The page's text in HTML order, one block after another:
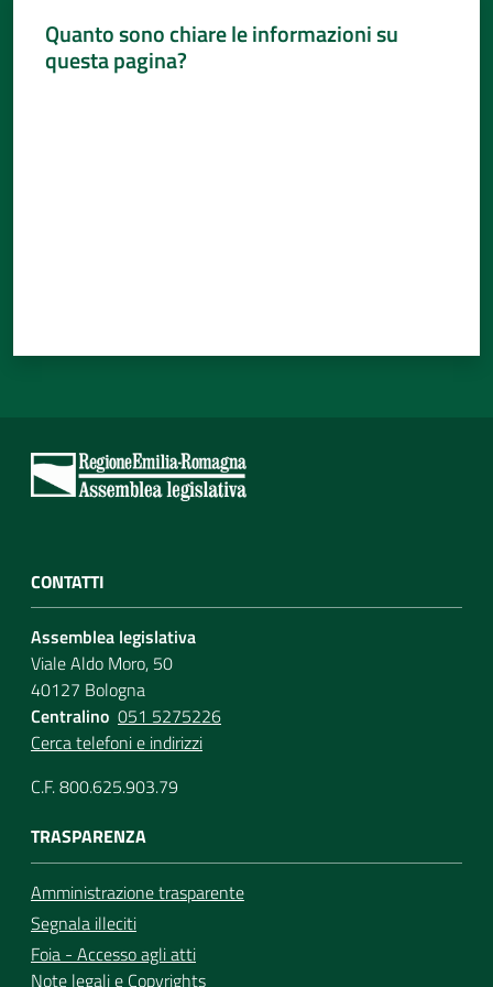
Quanto sono chiare le informazioni su
questa pagina?
CONTATTI
Assemblea legislativa
Viale Aldo Moro, 50
40127 Bologna
Centralino 051 5275226
Cerca telefoni e indirizzi
C.F. 800.625.903.79
TRASPARENZA
Amministrazione trasparente
Segnala illeciti
Foia - Accesso agli atti
Note legalie Copyrights